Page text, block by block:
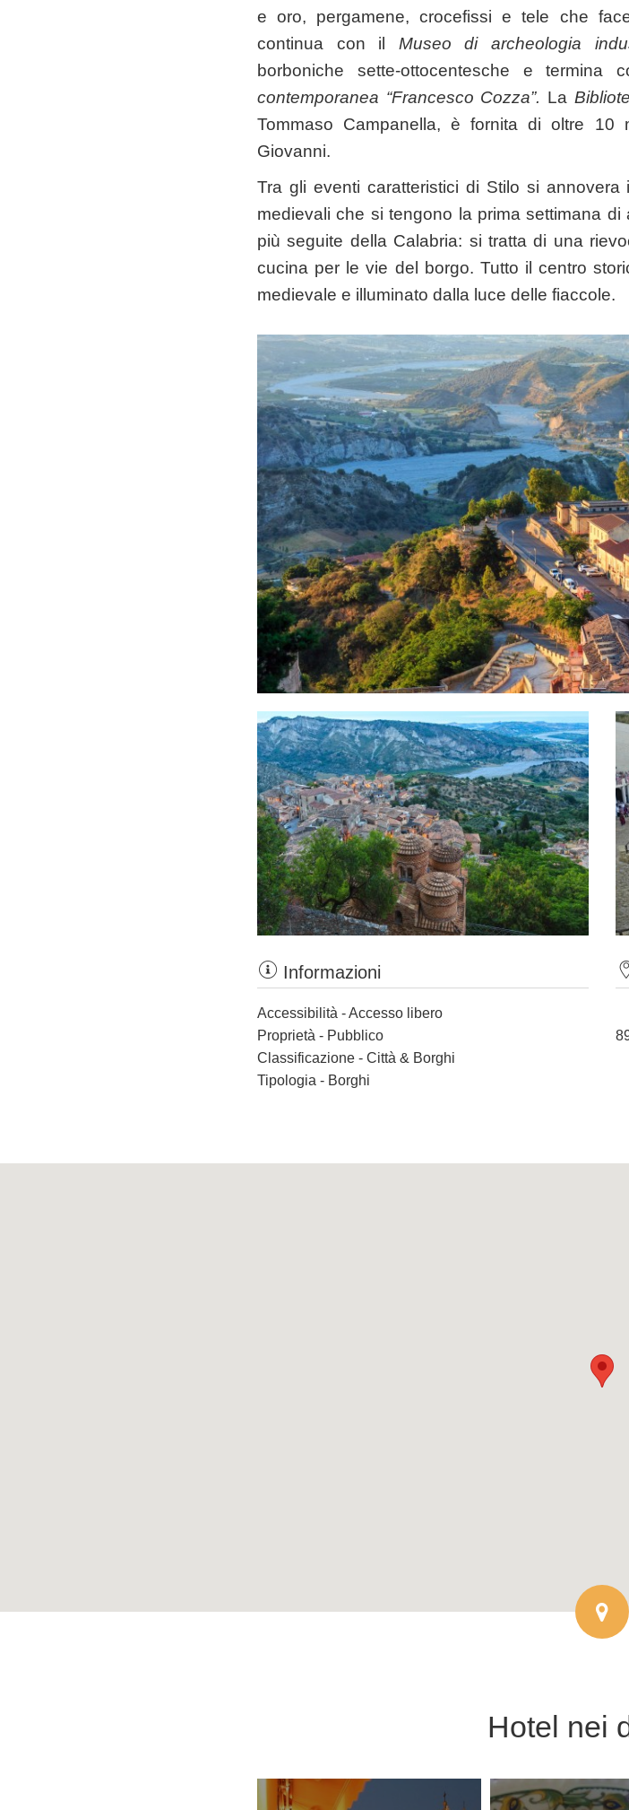
e oro, pergamene, crocefissi e tele che
continua con il Museo di archeologia
borboniche sette-ottocentesche e termina
contemporanea “Francesco Cozza”. La
Tommaso Campanella, è fornita di oltre 10
Giovanni.
Tra gli eventi caratteristici di Stilo si
medievali che si tengono la prima settimana
più seguite della Calabria: si tratta di una
cucina per le vie del borgo. Tutto il centro
medievale e illuminato dalla luce delle fiaccole.
Informazioni
Accessibilità - Accesso libero
Proprietà - Pubblico
Classificazione - Città & Borghi
Tipologia - Borghi
Hotel nei